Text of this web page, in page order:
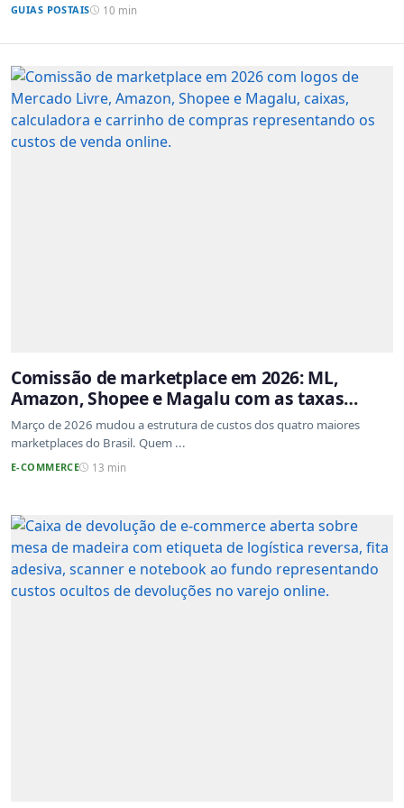
GUIAS POSTAIS 10 min
Comissão de marketplace em 2026: ML,
Amazon, Shopee e Magalu com as taxas
atualizadas
Março de 2026 mudou a estrutura de custos dos quatro maiores
marketplaces do Brasil. Quem ...
E-COMMERCE 13 min